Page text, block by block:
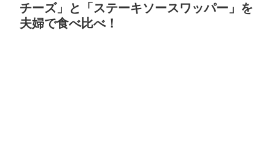
チーズ」と「ステーキソースワッパー」を
夫婦で食べ比べ！